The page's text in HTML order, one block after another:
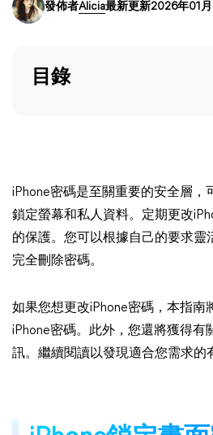
發佈者Alicia最新更新2026年01月
目錄
iPhone密碼是至關重要的安全層，
鎖定螢幕和私人資料。定期更改
的保護。您可以根據自己的要求靈
完全刪除密碼。
如果您想更改iPhone密碼，本指南
iPhone密碼。此外，您還將獲得有
訊。繼續閱讀以發現適合您需求的